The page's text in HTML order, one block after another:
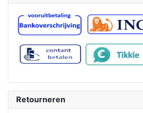
Retourneren